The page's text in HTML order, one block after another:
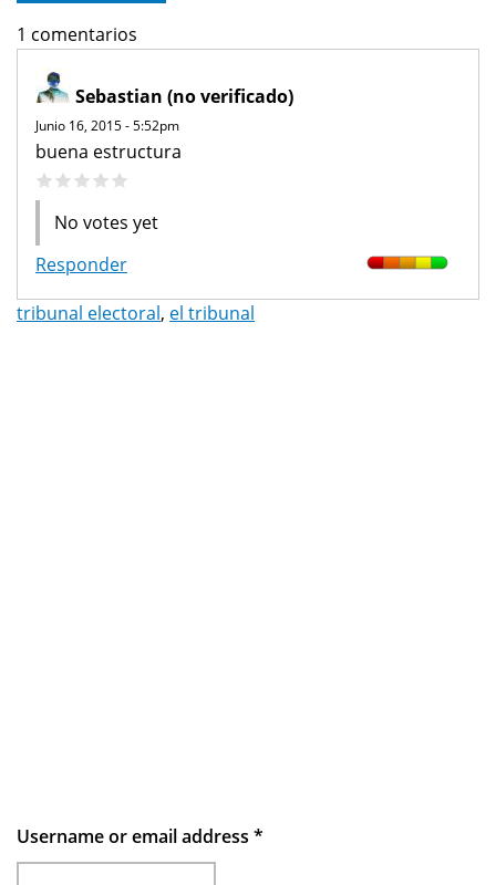
1 comentarios
Sebastian (no verificado)
Junio 16, 2015 - 5:52pm
buena estructura
No votes yet
Responder
tribunal electoral, el tribunal
Username or email address *